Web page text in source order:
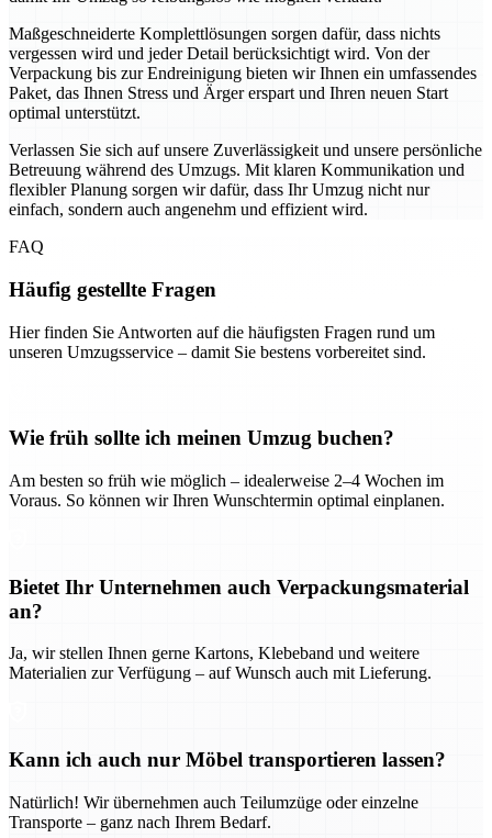
Maßgeschneiderte Komplettlösungen sorgen dafür, dass nichts
vergessen wird und jeder Detail berücksichtigt wird. Von der
Verpackung bis zur Endreinigung bieten wir Ihnen ein umfassendes
Paket, das Ihnen Stress und Ärger erspart und Ihren neuen Start
optimal unterstützt.
Verlassen Sie sich auf unsere Zuverlässigkeit und unsere persönliche
Betreuung während des Umzugs. Mit klaren Kommunikation und
flexibler Planung sorgen wir dafür, dass Ihr Umzug nicht nur
einfach, sondern auch angenehm und effizient wird.
FAQ
Häufig gestellte Fragen
Hier finden Sie Antworten auf die häufigsten Fragen rund um
unseren Umzugsservice – damit Sie bestens vorbereitet sind.
Wie früh sollte ich meinen Umzug buchen?
Am besten so früh wie möglich – idealerweise 2–4 Wochen im
Voraus. So können wir Ihren Wunschtermin optimal einplanen.
Bietet Ihr Unternehmen auch Verpackungsmaterial
an?
Ja, wir stellen Ihnen gerne Kartons, Klebeband und weitere
Materialien zur Verfügung – auf Wunsch auch mit Lieferung.
Kann ich auch nur Möbel transportieren lassen?
Natürlich! Wir übernehmen auch Teilumzüge oder einzelne
Transporte – ganz nach Ihrem Bedarf.